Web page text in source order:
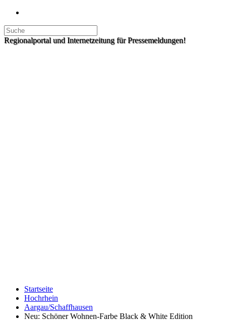
Regionalportal und Internetzeitung für Pressemeldungen!
Startseite
Hochrhein
Aargau/Schaffhausen
Neu: Schöner Wohnen-Farbe Black & White Edition